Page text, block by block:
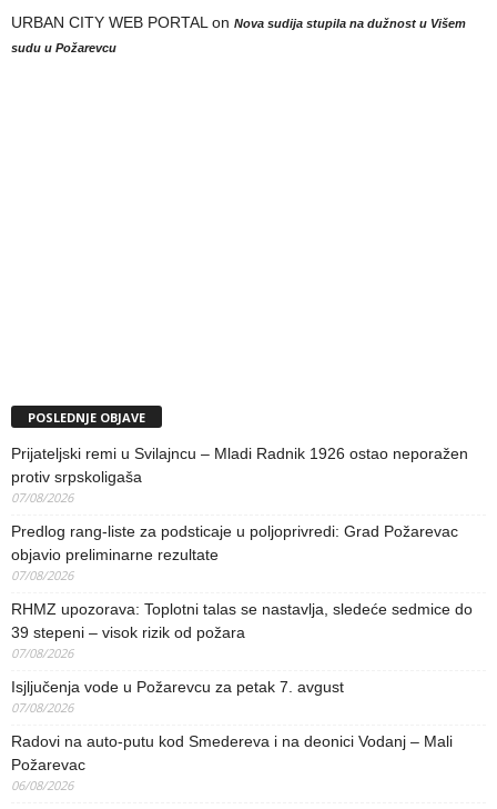
URBAN CITY WEB PORTAL on Nova sudija stupila na dužnost u Višem
sudu u Požarevcu
POSLEDNJE OBJAVE
Prijateljski remi u Svilajncu – Mladi Radnik 1926 ostao neporažen
protiv srpskoligaša
07/08/2026
Predlog rang-liste za podsticaje u poljoprivredi: Grad Požarevac
objavio preliminarne rezultate
07/08/2026
RHMZ upozorava: Toplotni talas se nastavlja, sledeće sedmice do
39 stepeni – visok rizik od požara
07/08/2026
Isjljučenja vode u Požarevcu za petak 7. avgust
07/08/2026
Radovi na auto-putu kod Smedereva i na deonici Vodanj – Mali
Požarevac
06/08/2026